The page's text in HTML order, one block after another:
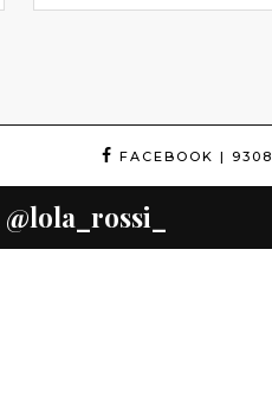
FACEBOOK | 9308
@lola_rossi_